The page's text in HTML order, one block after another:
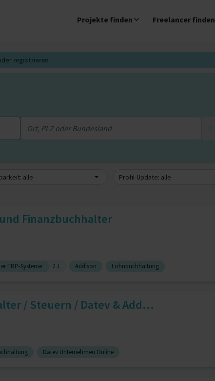
Projekte finden Freelancer finden
registrieren
alle Profil-Update: alle
Finanzbuchhalter
ERP-Systeme 2 J. Addison Lohnbuchhaltung
/ Steuern / Datev & Add...
Datev Unternehmen Online